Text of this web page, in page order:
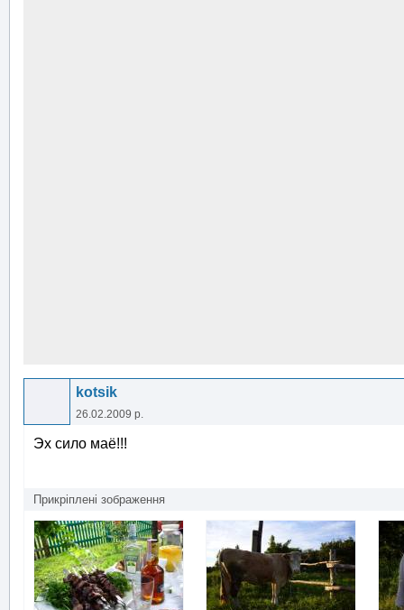
kotsik
26.02.2009 р.
Эх сило маё!!!
Прикріплені зображення